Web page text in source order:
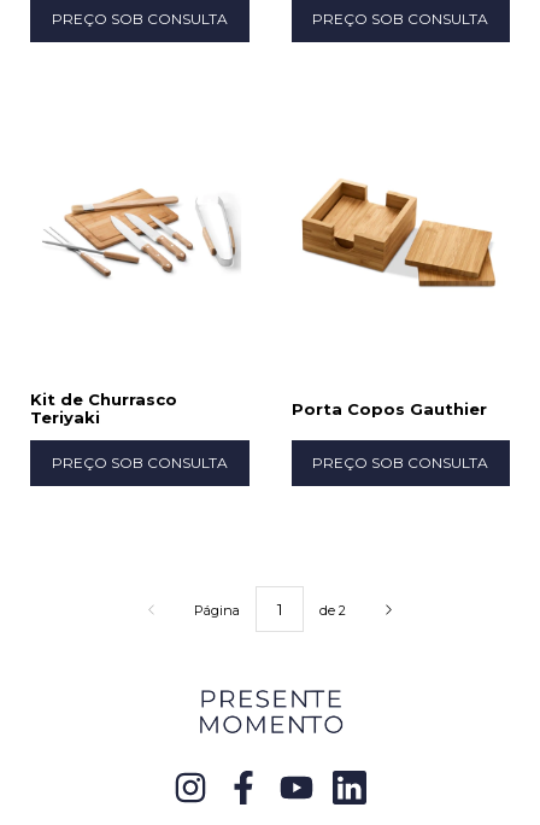
PREÇO SOB CONSULTA PREÇO SOB CONSULTA
Kit de Churrasco
Teriyaki
PREÇO SOB CONSULTA
Porta Copos Gauthier
PREÇO SOB CONSULTA
Página de 2